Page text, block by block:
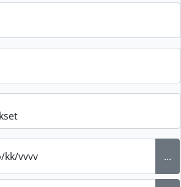
kk/vvvv ...